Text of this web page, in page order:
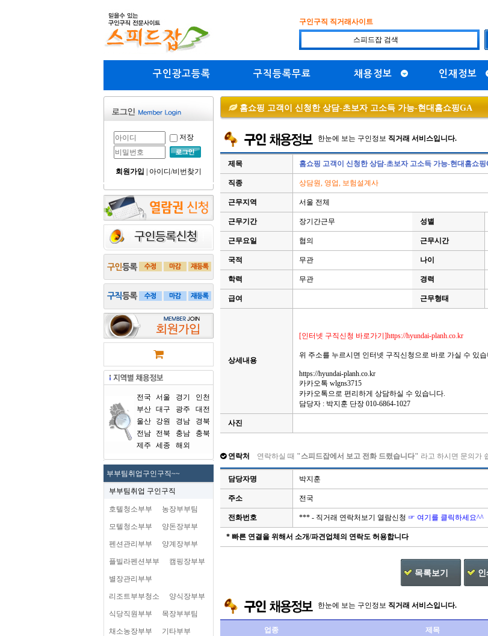
구인구직 직거래사이트
구인광고등록 구직등록무료 채용정보 인재정보
저장
회원가입 아이디/비번찾기
전국 서울 경기
인천
부산 대구 광주
대전
울산
강원 경남
경북
전남
전북 충남
충북
제주
세종 해외
부부팀취업구인구직~~
부부팀취업 구인구직
호텔청소부부 농장부부팀
모텔청소부부 양돈장부부
펜션관리부부 양계장부부
플빌라펜션부부 캠핑장부부
별장관리부부
리조트부부청소 양식장부부
식당직원부부 목장부부팀
채소농장부부 기타부부
홈쇼핑 고객이 신청한 상담-초보자 고소득 가능-현대홈쇼핑GA
한눈에 보는 구인정보 직거래 서비스입니다.
제목 홈쇼핑 고객이 신청한 상담-초보자 고소득 가능-현대홈쇼핑
직종 상담원, 영업, 보험설계사
근무지역 서울 전체
근무기간 장기간근무 성별
근무요일 협의 근무시간
국적 무관 나이
학력 무관 경력
급여 근무형태
상세내용
[인터넷 구직신청 바로가기]https://hyundai-planh.co.kr
위 주소를 누르시면 인터넷 구직신청으로 바로 가실 수 있습
https://hyundai-planh.co.kr
카카오톡 wlgns3715
카카오톡으로 편리하게 상담하실 수 있습니다.
담당자 : 박지훈 단장 010-6864-1027
사진
연락처 연락하실 때 "스피드잡에서 보고 전화 드렸습니다" 라고 하시면 문의가
담당자명 박지훈
주소 전국
전화번호 *** - 직거래 연락처보기 열람신청 ☞ 여기를 클릭하세요^^
* 빠른 연결을 위해서 소개/파견업체의 연락도 허용합니다
목록보기 인
한눈에 보는 구인정보 직거래 서비스입니다.
업종 제목